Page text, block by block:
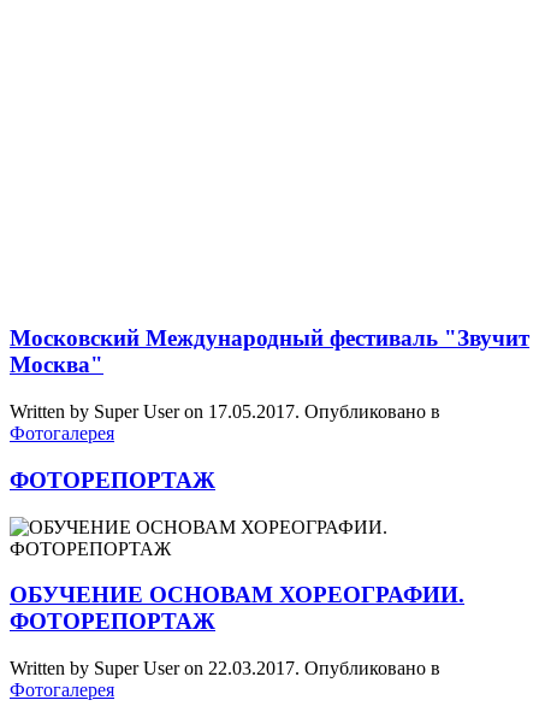
Московский Международный фестиваль "Звучит
Москва"
Written by Super User on 17.05.2017. Опубликовано в
Фотогалерея
ФОТОРЕПОРТАЖ
ОБУЧЕНИЕ ОСНОВАМ ХОРЕОГРАФИИ.
ФОТОРЕПОРТАЖ
Written by Super User on 22.03.2017. Опубликовано в
Фотогалерея